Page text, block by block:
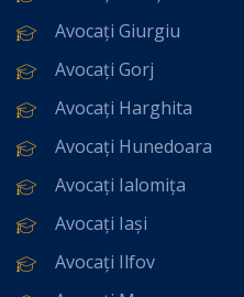
Avocați Giurgiu
Avocați Gorj
Avocați Harghita
Avocați Hunedoara
Avocați Ialomița
Avocați Iași
Avocați Ilfov